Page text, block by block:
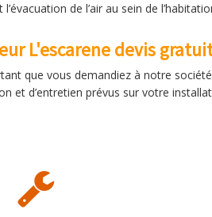
l’évacuation de l’air au sein de
L'escarene devis
que vous demandiez à notre
et d’entretien prévus sur votre